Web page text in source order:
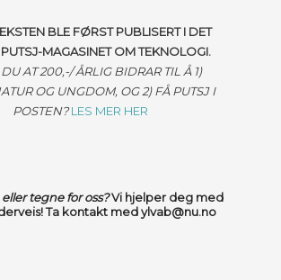
BLE FØRST PUBLISERT I DET
MAGASINET OM TEKNOLOGI.
DU AT 200,-/ ÅRLIG BIDRAR TIL Å 1)
OG UNGDOM, OG 2) FÅ PUTSJ I
POSTEN? LES MER HER
tegne for oss?Vi hjelper deg med
Ta kontakt med ylvab@nu.no